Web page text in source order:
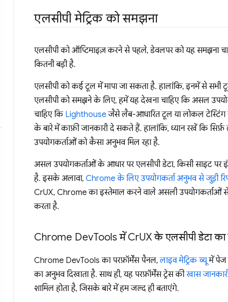
एलसीपी मेट्रिक को समझना
एलसीपी को ऑप्टिमाइज़ करने से पहले, डेवलपर को यह समझना
कितनी बड़ी है.
एलसीपी को कई टूल में मापा जा सकता है. हालांकि, इनमें से
एलसीपी को समझने के लिए, हमें यह देखना चाहिए कि असल
चाहिए कि Lighthouseजैसे लैब-आधारित टूल या लोकल टेस्टिंग
के बारे में काफ़ी जानकारी दे सकते हैं. हालांकि, ध्यान रखें कि
उपयोगकर्ताओं को कैसा अनुभव मिल रहा है.
असल उपयोगकर्ताओं के आधार पर एलसीपी डेटा, किसी साइट
है. इसके अलावा, Chrome के लिए उपयोगकर्ता अनुभव से जुड़ी
CrUX, Chrome का इस्तेमाल करने वाले असली उपयोगकर्ताओं से
करता है.
Chrome DevTools में CrUX के एलसीपी डेटा
Chrome DevTools का परफ़ॉर्मेंस पैनल,लाइव मेट्रिक व्यूमें पेज
का अनुभव दिखाता है. साथ ही, यह परफ़ॉर्मेंस ट्रेस कीखास
शामिल होता है, जिसके बारे में हम जल्द ही बताएंगे.